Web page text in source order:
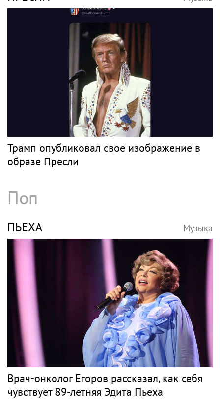
Трамп опубликовал свое изображение в
образе Пресли
Поп
ПЬЕХА Музыка
Врач-онколог Егоров рассказал, как себя
чувствует 89-летняя Эдита Пьеха